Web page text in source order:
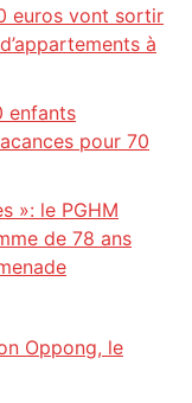
euros vont sortir
à
enfants
pour 70
»: le PGHM
de 78 ans
Oppong, le